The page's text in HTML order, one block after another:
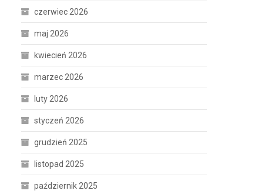
czerwiec 2026
maj 2026
kwiecień 2026
marzec 2026
luty 2026
styczeń 2026
grudzień 2025
listopad 2025
październik 2025